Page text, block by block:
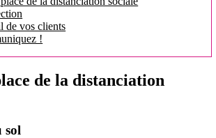
de vos clients
!
de la distanciation
sol